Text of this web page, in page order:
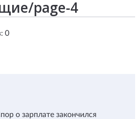
0
о зарплате закончился